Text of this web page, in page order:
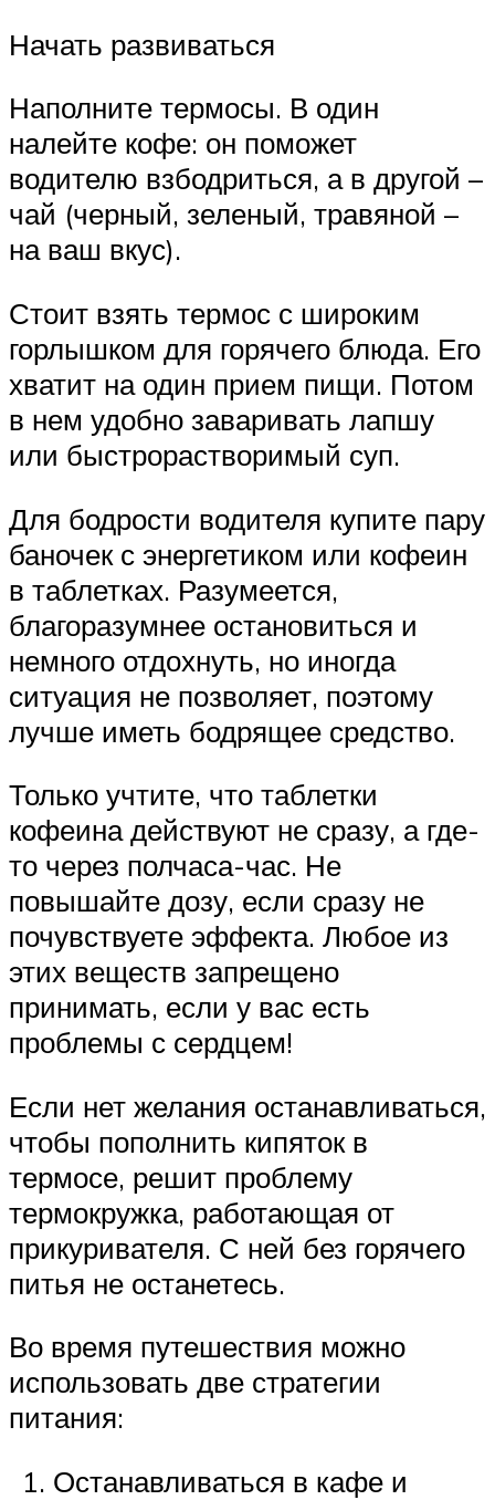
Начать развиваться
Наполните термосы. В один
налейте кофе: он поможет
водителю взбодриться, а в другой –
чай (черный, зеленый, травяной –
на ваш вкус).
Стоит взять термос с широким
горлышком для горячего блюда. Его
хватит на один прием пищи. Потом
в нем удобно заваривать лапшу
или быстрорастворимый суп.
Для бодрости водителя купите пару
баночек с энергетиком или кофеин
в таблетках. Разумеется,
благоразумнее остановиться и
немного отдохнуть, но иногда
ситуация не позволяет, поэтому
лучше иметь бодрящее средство.
Только учтите, что таблетки
кофеина действуют не сразу, а где-
то через полчаса-час. Не
повышайте дозу, если сразу не
почувствуете эффекта. Любое из
этих веществ запрещено
принимать, если у вас есть
проблемы с сердцем!
Если нет желания останавливаться,
чтобы пополнить кипяток в
термосе, решит проблему
термокружка, работающая от
прикуривателя. С ней без горячего
питья не останетесь.
Во время путешествия можно
использовать две стратегии
питания:
Останавливаться в кафе и